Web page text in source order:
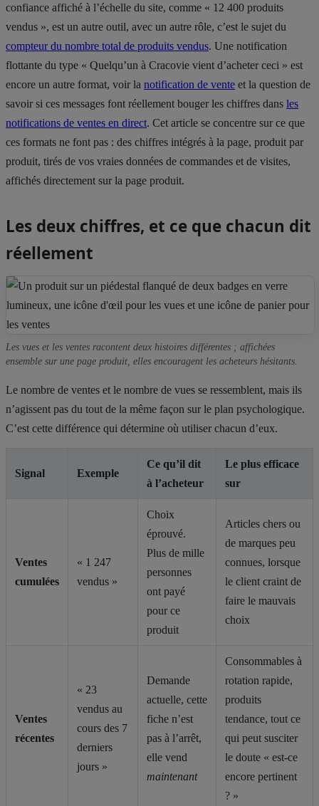
confiance affiché à l’échelle du site, comme « 12 400 produits
vendus », est un autre outil, avec un autre rôle, c’est le sujet du
compteur du nombre total de produits vendus. Une notification
flottante du type « Quelqu’un à Cracovie vient d’acheter ceci » est
encore un autre format, voir la notification de vente et la question de
savoir si ces messages font réellement bouger les chiffres dans les
notifications de ventes en direct. Cet article se concentre sur ce que
ces formats ne font pas : des chiffres intégrés à la page, produit par
produit, tirés de vos vraies données de commandes et de visites,
affichés directement sur la page produit.
Les deux chiffres, et ce que chacun dit
réellement
Les vues et les ventes racontent deux histoires différentes ; affichées
ensemble sur une page produit, elles encouragent les acheteurs hésitants.
Le nombre de ventes et le nombre de vues se ressemblent, mais ils
n’agissent pas du tout de la même façon sur le plan psychologique.
C’est cette différence qui détermine où utiliser chacun d’eux.
Signal Exemple
Ce qu’il dit
à l’acheteur
Le plus efficace
sur
Ventes
cumulées
« 1 247
vendus »
Choix
éprouvé.
Plus de mille
personnes
ont payé
pour ce
produit
Articles chers ou
de marques peu
connues, lorsque
le client craint de
faire le mauvais
choix
Ventes
récentes
« 23
vendus au
cours des 7
derniers
jours »
Demande
actuelle, cette
fiche n’est
pas à l’arrêt,
elle vend
maintenant
Consommables à
rotation rapide,
produits
tendance, tout ce
qui peut susciter
le doute « est-ce
encore pertinent
? »